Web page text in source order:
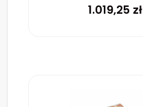
1.019,25 zł